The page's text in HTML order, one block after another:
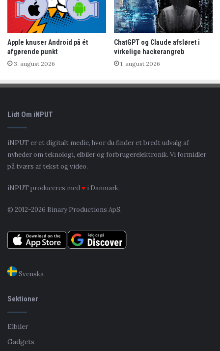
Apple knuser Android på ét
afgørende punkt
3. august 2026
ChatGPT og Claude afsløret i
virkelige hackerangreb
1. august 2026
Lidt Om iNPUT
iNPUT er et digitalt medie, hvor du finder et bredt udvalg af
nyheder om teknologi, elbiler og forbrugerelektronik. Vi formidler
på tværs af tekst og video.
iNPUT produceres med♥ i Danmark.
© 2012-2026 Binary Productions ApS.
Svenska
Sektioner
Elbiler
Gadgets